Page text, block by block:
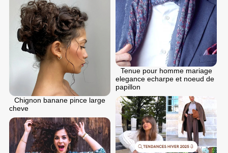
Tenue pour homme mariage
elegance echarpe et noeud de
papillon
Chignon banane pince large
cheve